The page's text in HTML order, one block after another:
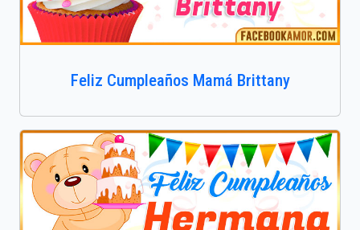
Feliz Cumpleaños Mamá Brittany